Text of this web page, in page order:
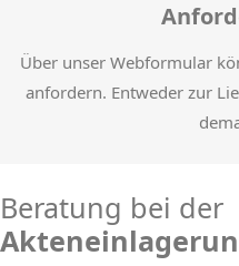
Über unser Webformular
anfordern. Entweder zur
Beratung bei der